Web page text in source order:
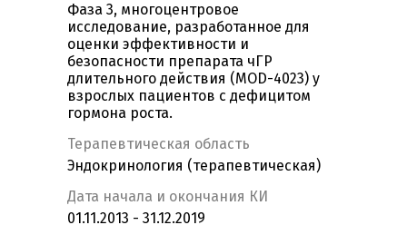
Фаза 3, многоцентровое
исследование, разработанное для
оценки эффективности и
безопасности препарата чГР
длительного действия (MOD-4023) у
взрослых пациентов с дефицитом
гормона роста.
Терапевтическая область
Эндокринология (терапевтическая)
Дата начала и окончания КИ
01.11.2013 - 31.12.2019